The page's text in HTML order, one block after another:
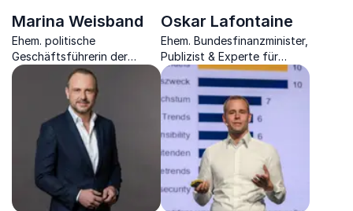
Marina Weisband
Ehem. politische
Geschäftsführerin der
Piratenpartei, Expertin für
digitale Partizipation &
Bildung spricht zur
politischen Meinungsbildung
& Demokratie
Oskar Lafontaine
Ehem. Bundesfinanzminister,
Publizist & Experte für
globale, wirtschaftliche,
gesellschaftliche und
politische Fragen.